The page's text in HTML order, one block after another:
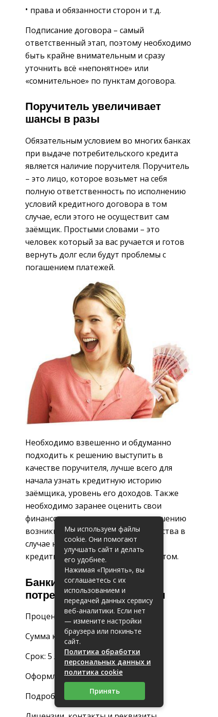
права и обязанности сторон и т.д.
Подписание договора – самый
ответственный этап, поэтому необходимо
быть крайне внимательным и сразу
уточнить всё «непонятное» или
«сомнительное» по пунктам договора.
Поручитель увеличивает
шансы в разы
Обязательным условием во многих банках
при выдаче потребительского кредита
является наличие поручителя. Поручитель
– это лицо, которое возьмет на себя
полную ответственность по исполнению
условий кредитного договора в том
случае, если этого не осуществит сам
заёмщик. Простыми словами – это
человек который за вас ручается и готов
вернуть долг если будут проблемы с
погашением платежей.
Необходимо взвешенно и обдуманно
подходить к решению выступить в
качестве поручителя, лучше всего для
начала узнать кредитную историю
заёмщика, уровень его доходов. Также
необходимо заранее оценить свои
финансовые возможности по погашению
возникшего кредитного обязательства в
случае невыполнения уплаты по
кредитному договору самим клиентом.
Банки, в которых дают
потребительские кредиты
Процент (годовых): 11,5%
Сумма кредита: 1 000 000
Срок: 5 лет
Оформление: 1 день
Подробнее
Мы используем файлы
cookie. Они помогают
улучшать сайт и делать
его удобнее.
Нажимая «Принять», вы
соглашаетесь с их
использованием и
передачей данных сервису
веб-аналитики. Если нет
— измените настройки
браузера или покиньте
сайт.
Политика обработки
персональных данных и
политика cookie
Принять